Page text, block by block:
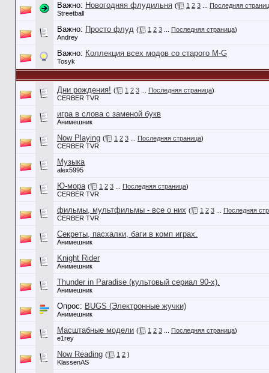
Важно: Новогодняя флудильня ( 1 2 3
Последняя
Streetball
Важно: Просто флуд ( 1 2 3 Последняя страница)
Andrey
Важно: Коллекция всех модов со старого M-G
Tosyk
Дни рождения! ( 1 2 3 Последняя страница)
CERBER TVR
игра в слова с заменой букв
Анимешник
Now Playing ( 1 2 3 Последняя страница)
CERBER TVR
Музыка
alex5995
Ю-мора ( 1 2 3 Последняя страница)
CERBER TVR
фильмы, мультфильмы - все о них ( 1 2 3
Последняя
CERBER TVR
Секреты, пасхалки, баги в комп играх.
Анимешник
Knight Rider
Анимешник
Thunder in Paradise (культовый сериал 90-х).
Анимешник
Опрос: BUGS (Электронные жучки)
Анимешник
Масштабные модели ( 1 2 3 Последняя страница)
e1rey
Now Reading ( 1 2 )
KlassenAS